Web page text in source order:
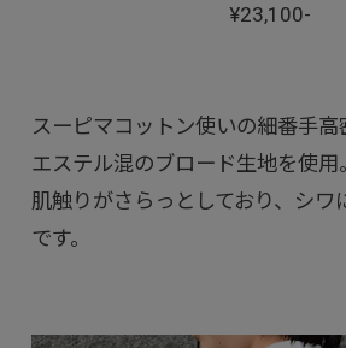
¥23,100-
スーピマコットン使いの細番手高
エステル混のブロード生地を使用。
肌触りがさらっとしており、シワ
です。